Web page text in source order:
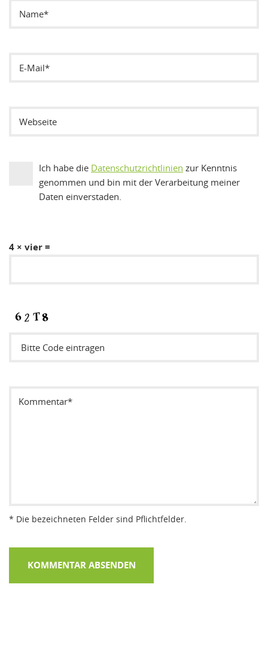
Ich habe die Datenschutzrichtlinien zur Kenntnis
genommen und bin mit der Verarbeitung meiner
Daten einverstaden.
4 × vier =
* Die bezeichneten Felder sind Pflichtfelder.